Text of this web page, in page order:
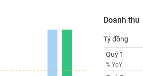
Doanh thu
Tỷ đồng
Quý 1
% YoY